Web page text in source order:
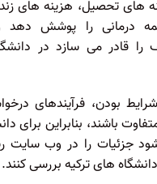
تحصیل، هزینه های
درمانی را پوشش دهد
قادر می سازد در
بودن، فرآیندهای
باشند، بنابراین برای
های ترکیه بررسی کنند.